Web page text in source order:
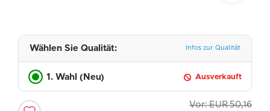
Wählen Sie Qualität: Infos zur Qualität
1. Wahl (Neu) Ausverkauft
Vor: EUR 50,16